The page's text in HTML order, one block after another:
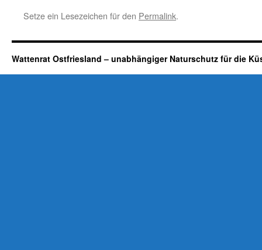
Setze ein Lesezeichen für den Permalink.
Wattenrat Ostfriesland – unabhängiger Naturschutz für die